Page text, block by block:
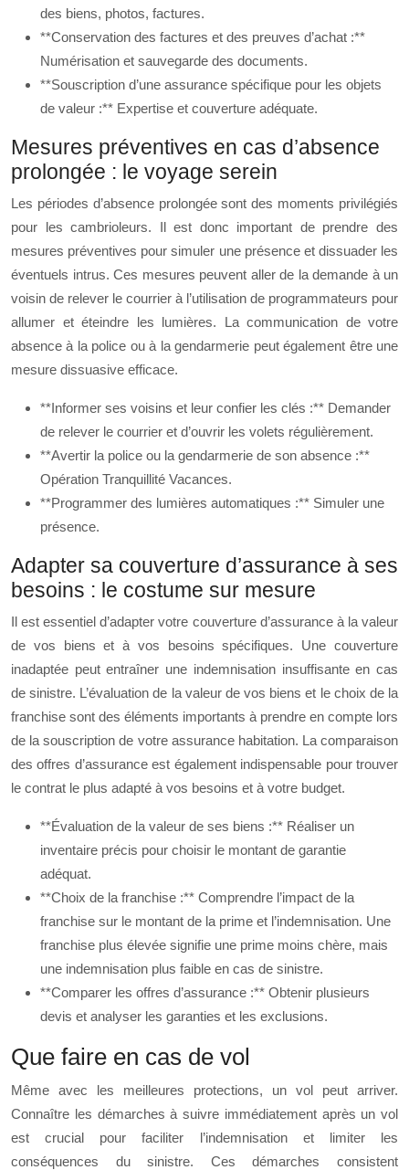
des biens, photos, factures.
**Conservation des factures et des preuves d’achat :**
Numérisation et sauvegarde des documents.
**Souscription d’une assurance spécifique pour les objets
de valeur :** Expertise et couverture adéquate.
Mesures préventives en cas d’absence
prolongée : le voyage serein
Les périodes d’absence prolongée sont des moments privilégiés
pour les cambrioleurs. Il est donc important de prendre des
mesures préventives pour simuler une présence et dissuader les
éventuels intrus. Ces mesures peuvent aller de la demande à un
voisin de relever le courrier à l’utilisation de programmateurs pour
allumer et éteindre les lumières. La communication de votre
absence à la police ou à la gendarmerie peut également être une
mesure dissuasive efficace.
**Informer ses voisins et leur confier les clés :** Demander
de relever le courrier et d’ouvrir les volets régulièrement.
**Avertir la police ou la gendarmerie de son absence :**
Opération Tranquillité Vacances.
**Programmer des lumières automatiques :** Simuler une
présence.
Adapter sa couverture d’assurance à ses
besoins : le costume sur mesure
Il est essentiel d’adapter votre couverture d’assurance à la valeur
de vos biens et à vos besoins spécifiques. Une couverture
inadaptée peut entraîner une indemnisation insuffisante en cas
de sinistre. L’évaluation de la valeur de vos biens et le choix de la
franchise sont des éléments importants à prendre en compte lors
de la souscription de votre assurance habitation. La comparaison
des offres d’assurance est également indispensable pour trouver
le contrat le plus adapté à vos besoins et à votre budget.
**Évaluation de la valeur de ses biens :** Réaliser un
inventaire précis pour choisir le montant de garantie
adéquat.
**Choix de la franchise :** Comprendre l’impact de la
franchise sur le montant de la prime et l’indemnisation. Une
franchise plus élevée signifie une prime moins chère, mais
une indemnisation plus faible en cas de sinistre.
**Comparer les offres d’assurance :** Obtenir plusieurs
devis et analyser les garanties et les exclusions.
Que faire en cas de vol
Même avec les meilleures protections, un vol peut arriver.
Connaître les démarches à suivre immédiatement après un vol
est crucial pour faciliter l’indemnisation et limiter les
conséquences du sinistre. Ces démarches consistent